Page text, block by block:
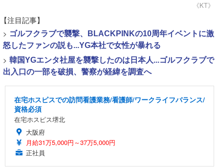
《KT》
【注目記事】
> ゴルフクラブで襲撃、BLACKPINKの10周年イベントに激
怒したファンの説も...YG本社で女性が暴れる
> 韓国YGエンタ社屋を襲撃したのは日本人...ゴルフクラブで
出入口の一部を破損、警察が経緯を調査へ
在宅ホスピスでの訪問看護業務/看護師/ワークライフバランス/
資格必須
在宅ホスピス堺北
大阪府
月給31万5,000円～37万5,000円
正社員